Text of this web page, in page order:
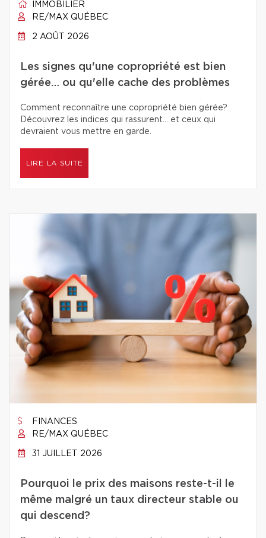
IMMOBILIER
RE/MAX QUÉBEC
2 AOÛT 2026
Les signes qu'une copropriété est bien
gérée… ou qu'elle cache des problèmes
Comment reconnaître une copropriété bien gérée?
Découvrez les indices qui rassurent… et ceux qui
devraient vous mettre en garde.
LIRE LA SUITE
FINANCES
RE/MAX QUÉBEC
31 JUILLET 2026
Pourquoi le prix des maisons reste-t-il le
même malgré un taux directeur stable ou
qui descend?